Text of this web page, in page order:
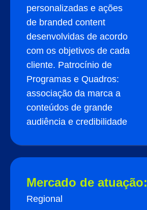
personalizadas e ações
de branded content
desenvolvidas de acordo
com os objetivos de cada
cliente. Patrocínio de
Programas e Quadros:
associação da marca a
conteúdos de grande
audiência e credibilidade
Mercado de atuação:
Regional